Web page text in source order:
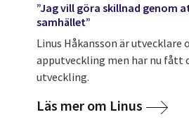
”Jag vill göra skillnad genom
samhället”
Linus Håkansson är utvecklare
apputveckling men har nu fått
utveckling.
Läs mer om Linus